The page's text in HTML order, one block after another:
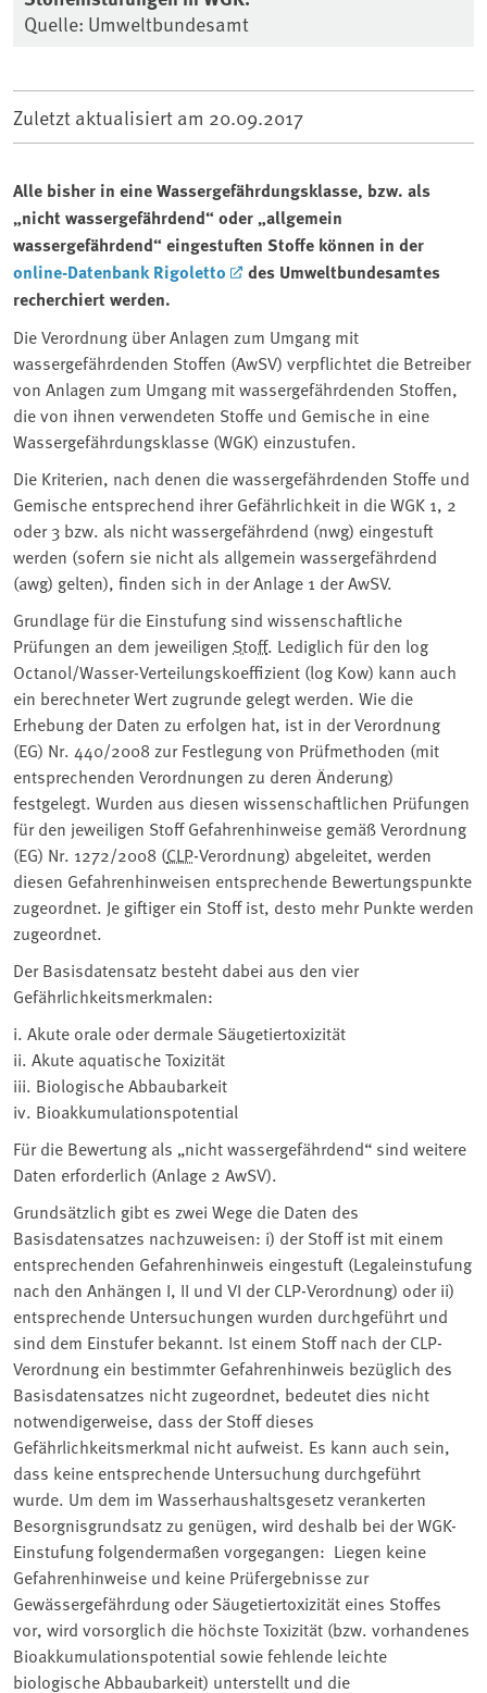
Quelle: Umweltbundesamt
Zuletzt aktualisiert am 20.09.2017
Alle bisher in eine Wassergefährdungsklasse, bzw. als
„nicht wassergefährdend“ oder „allgemein
wassergefährdend“ eingestuften Stoffe können in der
online-Datenbank Rigoletto
des Umweltbundesamtes
recherchiert werden.
Die Verordnung über Anlagen zum Umgang mit
wassergefährdenden Stoffen (AwSV) verpflichtet die Betreiber
von Anlagen zum Umgang mit wassergefährdenden Stoffen,
die von ihnen verwendeten Stoffe und Gemische in eine
Wassergefährdungsklasse (WGK) einzustufen.
Die Kriterien, nach denen die wassergefährdenden Stoffe und
Gemische entsprechend ihrer Gefährlichkeit in die WGK 1, 2
oder 3 bzw. als nicht wassergefährdend (nwg) eingestuft
werden (sofern sie nicht als allgemein wassergefährdend
(awg) gelten), finden sich in der Anlage 1 der AwSV.
Grundlage für die Einstufung sind wissenschaftliche
Prüfungen an dem jeweiligen Stoff. Lediglich für den log
Octanol/Wasser-Verteilungskoeffizient (log Kow) kann auch
ein berechneter Wert zugrunde gelegt werden. Wie die
Erhebung der Daten zu erfolgen hat, ist in der Verordnung
(EG) Nr. 440/2008 zur Festlegung von Prüfmethoden (mit
entsprechenden Verordnungen zu deren Änderung)
festgelegt. Wurden aus diesen wissenschaftlichen Prüfungen
für den jeweiligen Stoff Gefahrenhinweise gemäß Verordnung
(EG) Nr. 1272/2008 (CLP-Verordnung) abgeleitet, werden
diesen Gefahrenhinweisen entsprechende Bewertungspunkte
zugeordnet. Je giftiger ein Stoff ist, desto mehr Punkte werden
zugeordnet.
Der Basisdatensatz besteht dabei aus den vier
Gefährlichkeitsmerkmalen:
i. Akute orale oder dermale Säugetiertoxizität
ii. Akute aquatische Toxizität
iii. Biologische Abbaubarkeit
iv. Bioakkumulationspotential
Für die Bewertung als „nicht wassergefährdend“ sind weitere
Daten erforderlich (Anlage 2 AwSV).
Grundsätzlich gibt es zwei Wege die Daten des
Basisdatensatzes nachzuweisen: i) der Stoff ist mit einem
entsprechenden Gefahrenhinweis eingestuft (Legaleinstufung
nach den Anhängen I, II und VI der CLP-Verordnung) oder ii)
entsprechende Untersuchungen wurden durchgeführt und
sind dem Einstufer bekannt. Ist einem Stoff nach der CLP-
Verordnung ein bestimmter Gefahrenhinweis bezüglich des
Basisdatensatzes nicht zugeordnet, bedeutet dies nicht
notwendigerweise, dass der Stoff dieses
Gefährlichkeitsmerkmal nicht aufweist. Es kann auch sein,
dass keine entsprechende Untersuchung durchgeführt
wurde. Um dem im Wasserhaushaltsgesetz verankerten
Besorgnisgrundsatz zu genügen, wird deshalb bei der WGK-
Einstufung folgendermaßen vorgegangen: Liegen keine
Gefahrenhinweise und keine Prüfergebnisse zur
Gewässergefährdung oder Säugetiertoxizität eines Stoffes
vor, wird vorsorglich die höchste Toxizität (bzw. vorhandenes
Bioakkumulationspotential sowie fehlende leichte
biologische Abbaubarkeit) unterstellt und die